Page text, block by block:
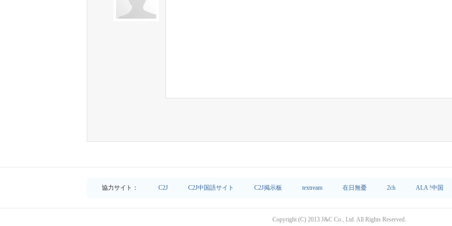
協力サイト： C2J C2J中国語サイト C2J掲示板 textream 在日無憂 2ch ALA !中国
Copyright (C) 2013 J&C Co., Ltd. All Rights Reserved.